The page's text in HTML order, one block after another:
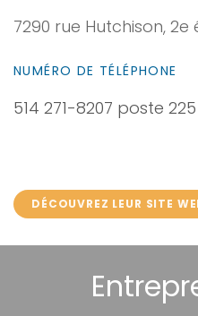
7290 rue Hutchison,
NUMÉRO DE TÉLÉPHONE
514 271-8207 poste 225
DÉCOUVREZ LEUR SITE